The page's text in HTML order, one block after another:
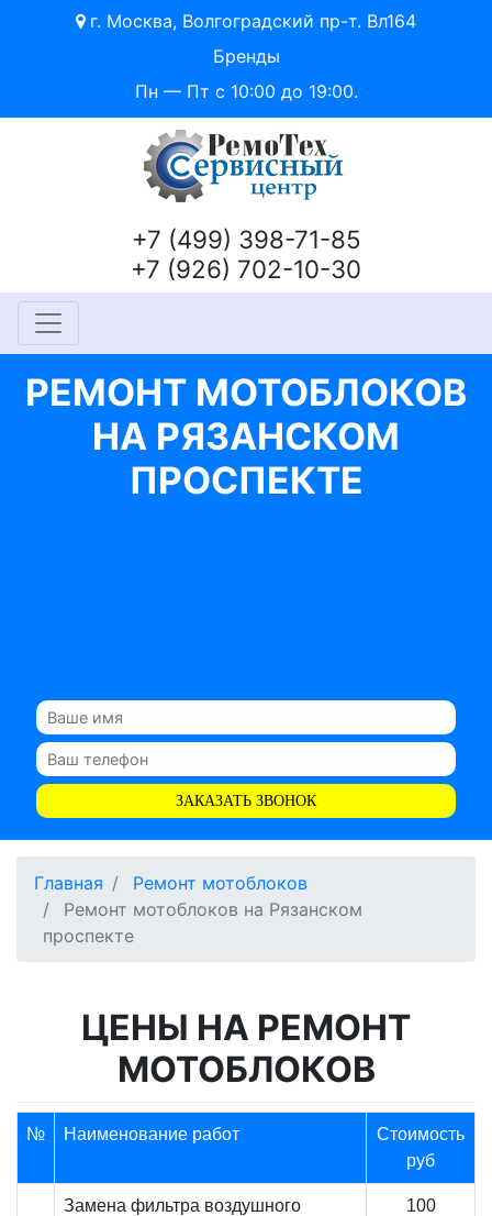
г. Москва, Волгоградский пр-т. Вл164
Бренды
Пн — Пт с 10:00 до 19:00.
+7 (499) 398-71-85
+7 (926) 702-10-30
РЕМОНТ МОТОБЛОКОВ
НА РЯЗАНСКОМ
ПРОСПЕКТЕ
ЗАКАЗАТЬ ЗВОНОК
Главная
Ремонт мотоблоков
Ремонт мотоблоков на Рязанском
проспекте
ЦЕНЫ НА РЕМОНТ
МОТОБЛОКОВ
№ Наименование работ
Стоимость
руб
Замена фильтра воздушного 100